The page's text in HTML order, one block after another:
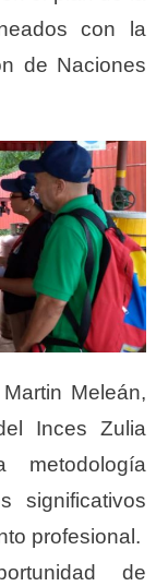
con la
de Naciones
Meleán,
Inces Zulia
significativos
profesional.
de